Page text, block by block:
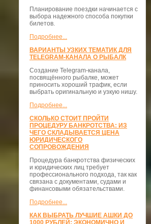
Планирование поездки начинается с
выбора надежного способа покупки
билетов.
Подробнее...
ВАРИАНТЫ УЗКИХ ТЕМАТИК ДЛЯ
TELEGRAM-КАНАЛА О РЫБАЛК
Создание Telegram-канала,
посвящённого рыбалке, может
приносить хороший трафик, если
выбрать оригинальную и узкую нишу.
Подробнее...
СКОЛЬКО СТОИТ ПРОЙТИ
ПРОЦЕДУРУ БАНКРОТСТВА: ИЗ
ЧЕГО СКЛАДЫВАЕТСЯ ЦЕНА
ЮРИДИЧЕСКОГО
СОПРОВОЖДЕНИЯ
Процедура банкротства физических
и юридических лиц требует
профессионального подхода, так как
связана с документами, судами и
финансовыми обязательствами.
Подробнее...
КАК ВЫБРАТЬ ЛУЧШИЕ АШКИ ДО
1000 РУБЛЕЙ: ЭКОНОМИЧНО И